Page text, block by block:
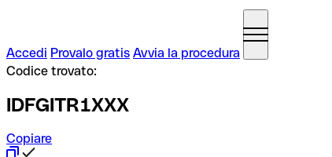
Accedi Provalo gratis Avvia la procedura
Codice trovato:
IDFGITR1XXX
Copiare